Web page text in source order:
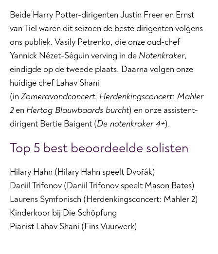
Beide Harry Potter-dirigenten Justin Freer en Ernst
van Tiel waren dit seizoen de beste dirigenten volgens
ons publiek. Vasily Petrenko, die onze oud-chef
Yannick Nézet-Séguin verving in de Notenkraker,
eindigde op de tweede plaats. Daarna volgen onze
huidige chef Lahav Shani
(in Zomeravondconcert, Herdenkingsconcert: Mahler
2en Hertog Blauwbaards burcht) en onze assistent-
dirigent Bertie Baigent (De notenkraker 4+).
Top 5 best beoordeelde solisten
Hilary Hahn (Hilary Hahn speelt Dvořák)
Daniil Trifonov (Daniil Trifonov speelt Mason Bates)
Laurens Symfonisch (Herdenkingsconcert: Mahler 2)
Kinderkoor bij Die Schöpfung
Pianist Lahav Shani (Fins Vuurwerk)